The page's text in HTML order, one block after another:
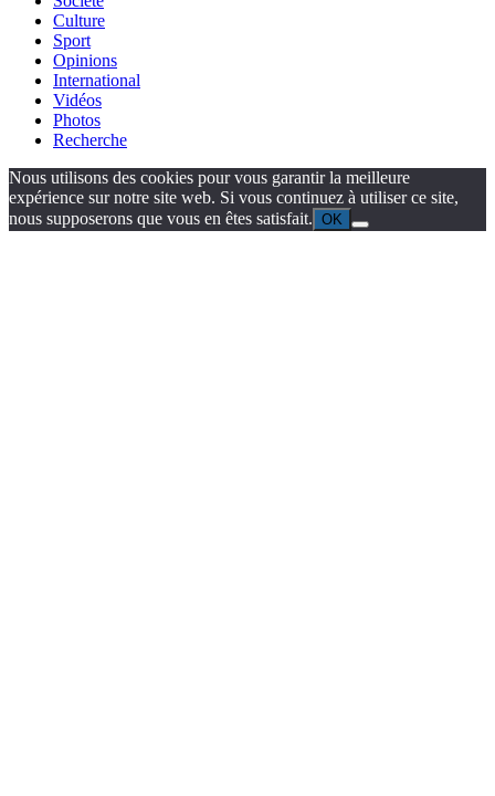
Culture
Sport
Opinions
International
Vidéos
Photos
Recherche
Nous utilisons des cookies pour vous garantir la meilleure
expérience sur notre site web. Si vous continuez à utiliser ce site,
nous supposerons que vous en êtes satisfait. OK